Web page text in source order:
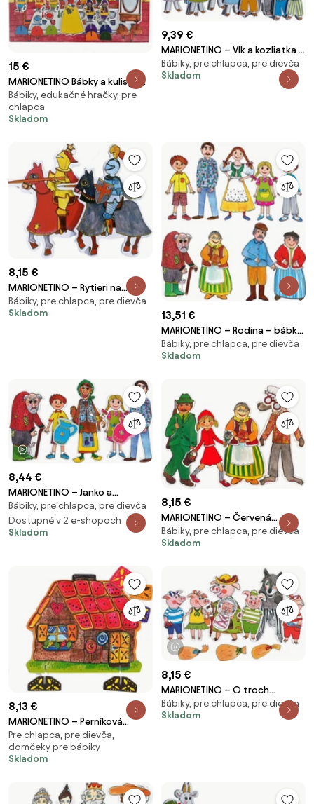
15 €
MARIONETINO Bábky a kulisy k
rozprávke Snehulienka a sedem
trpaslíkov
Bábiky, edukačné hračky, pre
chlapca
Skladom
9,39 €
MARIONETINO – Vlk a kozliatka –
bábky 9 ks
Bábiky, pre chlapca, pre dievča
Skladom
8,15 €
MARIONETINO – Rytieri na
koňoch – bábky 2 ks
Bábiky, pre chlapca, pre dievča
Skladom
13,51 €
MARIONETINO – Rodina – bábky
9 ks
Bábiky, pre chlapca, pre dievča
Skladom
1 video
8,44 €
MARIONETINO – Janko a
Marienka – bábky 5 ks
Bábiky, pre chlapca, pre dievča
Dostupné v 2 e-shopoch
Skladom
8,15 €
MARIONETINO – Červená
Čiapočka – bábky 4 ks
Bábiky, pre chlapca, pre dievča
Skladom
8,13 €
MARIONETINO – Perníková
chalúpka – kulisa k bábkovému
divadlu
Pre chlapca, pre dievča,
domčeky pre bábiky
Skladom
1 video
8,15 €
MARIONETINO – O troch
prasiatkach – bábky 6 ks
Bábiky, pre chlapca, pre dievča
Skladom